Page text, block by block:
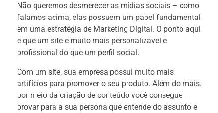
Não queremos desmerecer as mídias sociais – como
falamos acima, elas possuem um papel fundamental
em uma estratégia de Marketing Digital. O ponto aqui
é que um site é muito mais personalizável e
profissional do que um perfil social.
Com um site, sua empresa possui muito mais
artifícios para promover o seu produto. Além do mais,
por meio da criação de conteúdo você consegue
provar para a sua persona que entende do assunto e